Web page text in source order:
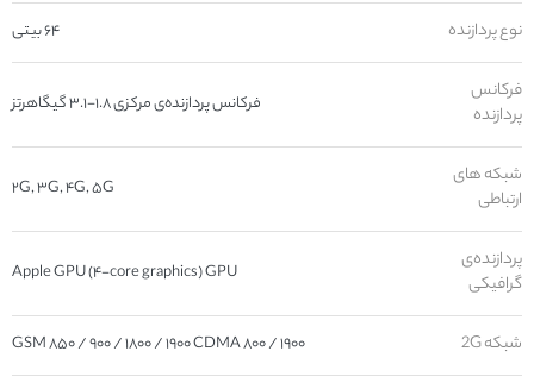
نوع پردازنده ۶۴ بیتی
فرکانس
پردازنده
فرکانس پردازنده‌ی مرکزی ۱.۸-۳.۱ گیگاهرتز
شبکه های
ارتباطی
۲G, ۳G, ۴G, ۵G
پردازنده‌ی
گرافیکی
Apple GPU (۴-core graphics) GPU
شبکه 2G GSM ۸۵۰ / ۹۰۰ / ۱۸۰۰ / ۱۹۰۰ CDMA ۸۰۰ / ۱۹۰۰